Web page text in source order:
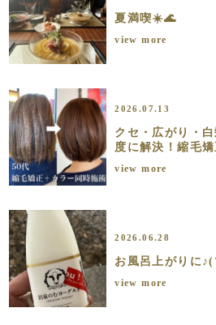
夏満喫☀️🌊
view more
2026.07.13
クセ・広がり・
度に解決！縮毛
view more
2026.06.28
お風呂上がりに
view more